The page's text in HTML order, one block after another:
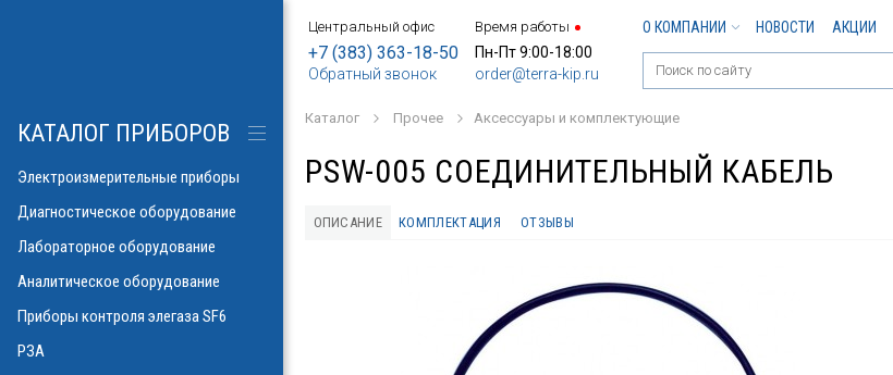
Центральный офис
+7 (383) 363-18-50
Обратный звонок
Время работы
Пн-Пт 9:00-18:00
order@terra-kip.ru
О КОМПАНИИ НОВОСТИ АКЦИИ
Каталог Прочее Аксессуары и комплектующие
PSW-005 СОЕДИНИТЕЛЬНЫЙ КАБЕЛЬ
ОПИСАНИЕ КОМПЛЕКТАЦИЯ ОТЗЫВЫ
КАТАЛОГ ПРИБОРОВ
Электроизмерительные приборы
Диагностическое оборудование
Лабораторное оборудование
Аналитическое оборудование
Приборы контроля элегаза SF6
РЗА
элегаза
потерь\
и влажности
газов в масле
линий
потоков
РПН